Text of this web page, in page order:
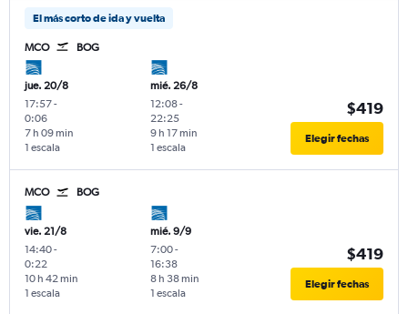
El más corto de ida y vuelta
MCO BOG
jue. 20/8
17:57-
0:06
1 escala
7 h 09 min
mié. 26/8
12:08-
22:25
1 escala
9 h 17 min
$419
Elegir fechas
MCO BOG
vie. 21/8
14:40-
0:22
1 escala
10 h 42 min
mié. 9/9
7:00-
16:38
1 escala
8 h 38 min
$419
Elegir fechas